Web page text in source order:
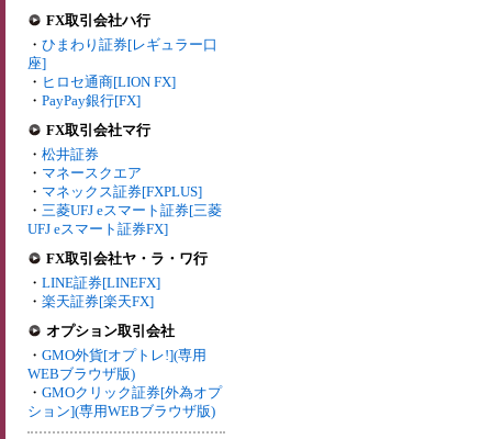
FX取引会社ハ行
・ ひまわり証券[レギュラー口
座]
・ ヒロセ通商[LION FX]
・ PayPay銀行[FX]
FX取引会社マ行
・ 松井証券
・ マネースクエア
・ マネックス証券[FXPLUS]
・ 三菱UFJ eスマート証券[三菱
UFJ eスマート証券FX]
FX取引会社ヤ・ラ・ワ行
・ LINE証券[LINEFX]
・ 楽天証券[楽天FX]
オプション取引会社
・ GMO外貨[オプトレ!](専用
WEBブラウザ版)
・ GMOクリック証券[外為オプ
ション](専用WEBブラウザ版)